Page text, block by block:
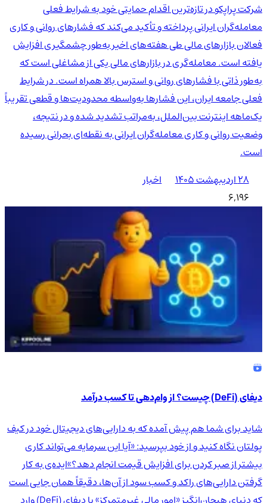
شرکت پراپکو در تازه‌ترین اقدام حمایتی خود به شرایط فعلی
معامله‌گران ایرانی پرداخته و تأکید می‌کند که فشارهای روانی و کاری
فعالان بازارهای مالی طی هفته‌های اخیر به‌طور چشمگیری افزایش
یافته است. معامله‌گری در بازارهای مالی یکی از مشاغلی است که
به‌طور ذاتی با فشارهای روانی و استرس بالا همراه است. در شرایط
فعلی جامعه ایران، این فشارها به‌واسطه محدودیت‌ها و قطعی تقریباً
یک‌ماهه اینترنت بین‌الملل، به‌مراتب تشدید شده و در نتیجه،
وضعیت روانی و کاری معامله‌گران ایرانی به نقطه‌ای بحرانی رسیده
است.
۲۸ اردیبهشت ۱۴۰۵
اخبار
6,196
دیفای (DeFi) چیست؟ از وام‌دهی تا کسب درآمد
شاید برای شما هم پیش آمده که به دارایی‌های دیجیتال خود در کیف
پولتان نگاه کنید و از خود بپرسید: «آیا این سرمایه می‌تواند کاری
بیشتر از صبر کردن برای افزایش قیمت انجام دهد؟»ایده‌ی به کار
گرفتن دارایی‌های راکد و کسب سود از آن‌ها، دقیقاً همان جایی است